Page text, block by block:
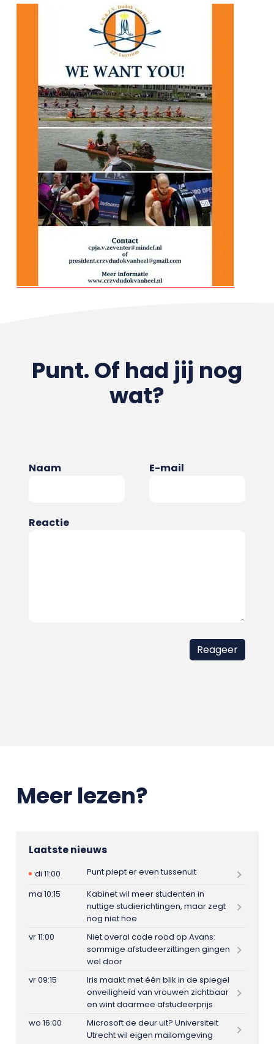
Punt. Of had jij nog
wat?
Naam E-mail
Reactie
Meer lezen?
Laatste nieuws
di 11:00
Punt piept er even tussenuit
ma 10:15
Kabinet wil meer studenten in
nuttige studierichtingen, maar zegt
nog niet hoe
vr 11:00
Niet overal code rood op Avans:
sommige afstudeerzittingen gingen
wel door
vr 09:15
Iris maakt met één blik in de spiegel
onveiligheid van vrouwen zichtbaar
en wint daarmee afstudeerprijs
wo 16:00
Microsoft de deur uit? Universiteit
Utrecht wil eigen mailomgeving